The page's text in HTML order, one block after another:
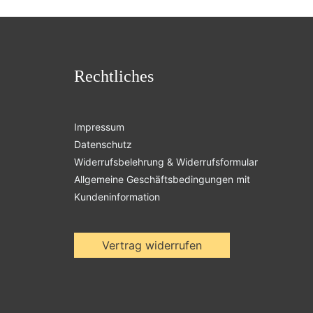
Rechtliches
Impressum
Datenschutz
Widerrufsbelehrung & Widerrufsformular
Allgemeine Geschäftsbedingungen mit
Kundeninformation
Vertrag widerrufen